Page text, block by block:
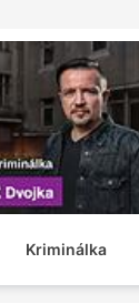
Kriminálka